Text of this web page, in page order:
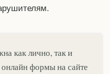
как лично, так и
формы на сайте